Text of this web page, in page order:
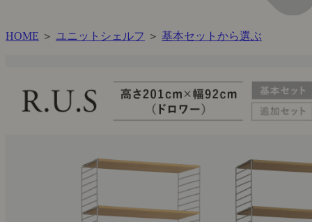
HOME ＞ ユニットシェルフ ＞ 基本セットから選ぶ